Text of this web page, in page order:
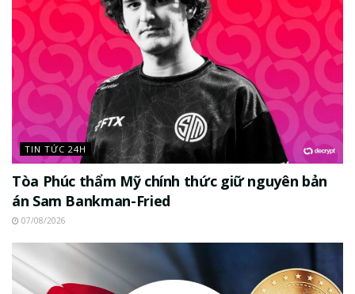
TIN TỨC 24H
Tòa Phúc thẩm Mỹ chính thức giữ nguyên bản
án Sam Bankman-Fried
07/08/2026